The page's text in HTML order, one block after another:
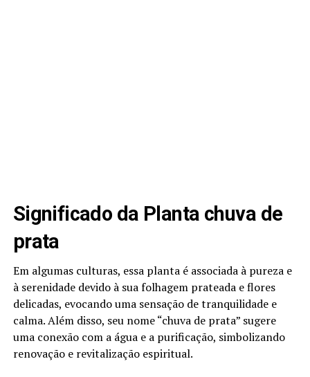
Significado da Planta chuva de
prata
Em algumas culturas, essa planta é associada à pureza e
à serenidade devido à sua folhagem prateada e flores
delicadas, evocando uma sensação de tranquilidade e
calma. Além disso, seu nome “chuva de prata” sugere
uma conexão com a água e a purificação, simbolizando
renovação e revitalização espiritual.